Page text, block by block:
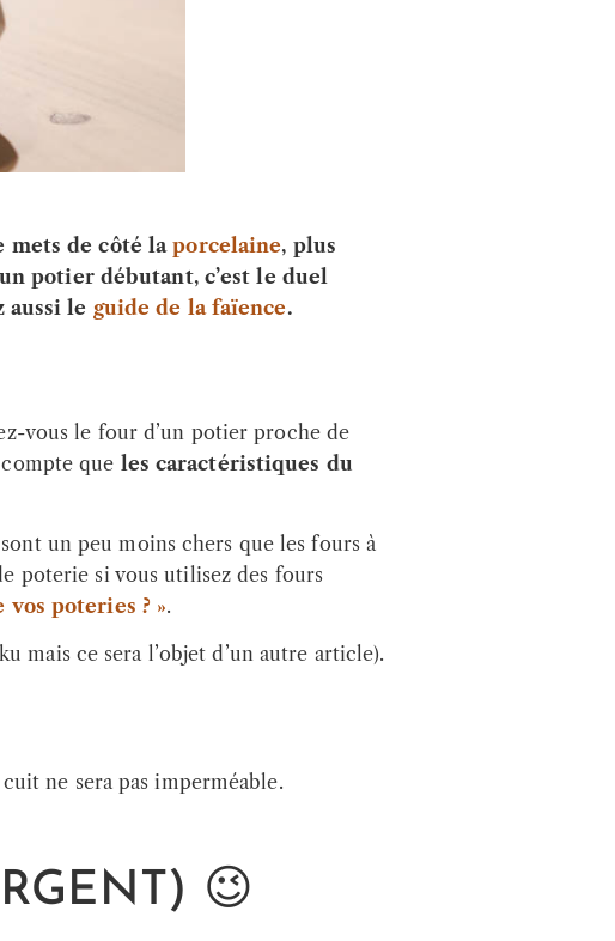
mets de côté laporcelaine, plus
potier débutant, c’est le duel
aussi le guide de la faïence.
vous le four d’un potier proche de
que les caractéristiques du
un peu moins chers que les fours à
poterie si vous utilisez des fours
vos poteries ? ».
mais ce sera l’objet d’un autre article).
ne sera pas imperméable.
😉